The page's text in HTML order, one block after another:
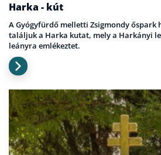
Harka - kút
A Gyógyfürdő melletti Zsigmondy őspark
találjuk a Harka kutat, mely a Harkányi
leányra emlékeztet.